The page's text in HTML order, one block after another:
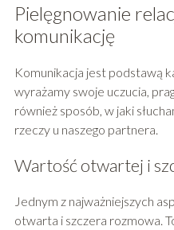
Pielęgnowanie
komunikację
Komunikacja jest podstawą
wyrażamy swoje uczucia,
również sposób, w jaki
rzeczy u naszego partnera.
Wartość otwartej i
Jednym z najważniejszych
otwarta i szczera rozmowa.